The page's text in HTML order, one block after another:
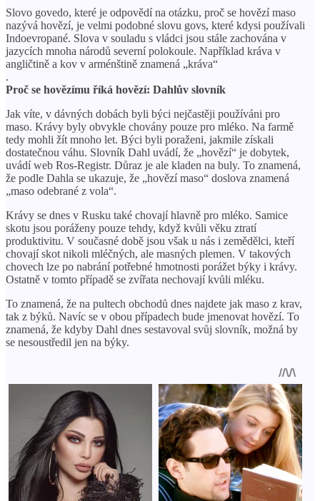
Slovo govedo, které je odpovědí na otázku, proč se hovězí maso
nazývá hovězí, je velmi podobné slovu govs, které kdysi používali
Indoevropané. Slova v souladu s vládci jsou stále zachována v
jazycích mnoha národů severní polokoule. Například kráva v
angličtině a kov v arménštině znamená „kráva“
.
Proč se hovězímu říká hovězí: Dahlův slovník
Jak víte, v dávných dobách byli býci nejčastěji používáni pro
maso. Krávy byly obvykle chovány pouze pro mléko. Na farmě
tedy mohli žít mnoho let. Býci byli poraženi, jakmile získali
dostatečnou váhu. Slovník Dahl uvádí, že „hovězí“ je dobytek,
uvádí web Ros-Registr. Důraz je ale kladen na buly. To znamená,
že podle Dahla se ukazuje, že „hovězí maso“ doslova znamená
„maso odebrané z vola“.
Krávy se dnes v Rusku také chovají hlavně pro mléko. Samice
skotu jsou poráženy pouze tehdy, když kvůli věku ztratí
produktivitu. V současné době jsou však u nás i zemědělci, kteří
chovají skot nikoli mléčných, ale masných plemen. V takových
chovech lze po nabrání potřebné hmotnosti porážet býky i krávy.
Ostatně v tomto případě se zvířata nechovají kvůli mléku.
To znamená, že na pultech obchodů dnes najdete jak maso z krav,
tak z býků. Navíc se v obou případech bude jmenovat hovězí. To
znamená, že kdyby Dahl dnes sestavoval svůj slovník, možná by
se nesoustředil jen na býky.